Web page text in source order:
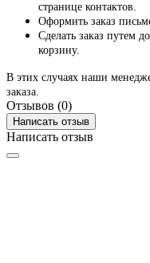
странице контактов.
Оформить заказ
Сделать заказ путем
корзину.
В этих случаях наши
заказа.
Отзывов (0)
Написать отзыв
Написать отзыв